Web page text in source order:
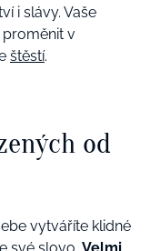
i slávy. Vaše
v
štěstí.
od
vytváříte klidné